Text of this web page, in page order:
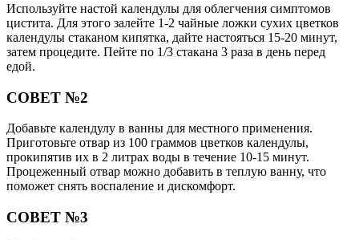
Используйте настой календулы для облегчения симптомов
цистита. Для этого залейте 1-2 чайные ложки сухих цветков
календулы стаканом кипятка, дайте настояться 15-20 минут,
затем процедите. Пейте по 1/3 стакана 3 раза в день перед
едой.
СОВЕТ №2
Добавьте календулу в ванны для местного применения.
Приготовьте отвар из 100 граммов цветков календулы,
прокипятив их в 2 литрах воды в течение 10-15 минут.
Процеженный отвар можно добавить в теплую ванну, что
поможет снять воспаление и дискомфорт.
СОВЕТ №3